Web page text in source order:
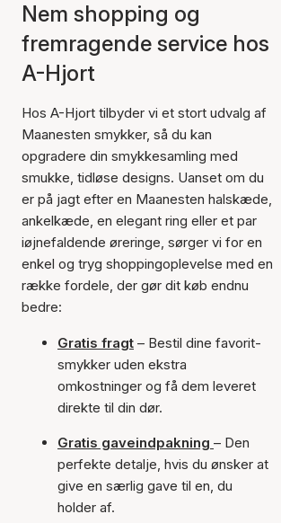
Nem shopping og
fremragende service hos
A-Hjort
Hos A-Hjort tilbyder vi et stort udvalg af
Maanesten smykker, så du kan
opgradere din smykkesamling med
smukke, tidløse designs. Uanset om du
er på jagt efter en Maanesten halskæde,
ankelkæde, en elegant ring eller et par
iøjnefaldende øreringe, sørger vi for en
enkel og tryg shoppingoplevelse med en
række fordele, der gør dit køb endnu
bedre:
Gratis fragt – Bestil dine favorit-
smykker uden ekstra
omkostninger og få dem leveret
direkte til din dør.
Gratis gaveindpakning – Den
perfekte detalje, hvis du ønsker at
give en særlig gave til en, du
holder af.